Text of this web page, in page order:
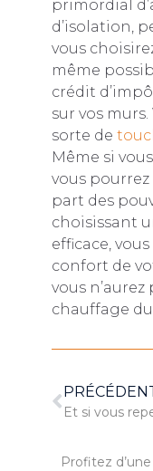
primordial
d’isolation,
vous
même
crédit
sur vos
sorte de
Même si
vous
part des
choisissant
efficace,
confort de
vous
chauffage
Et si vous